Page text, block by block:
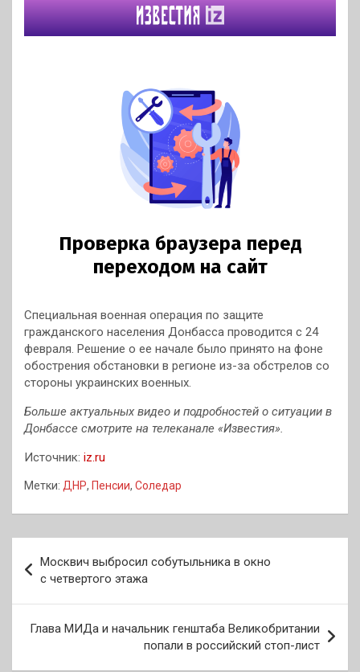
Специальная военная операция по защите
гражданского населения Донбасса проводится с 24
февраля. Решение о ее начале было принято на фоне
обострения обстановки в регионе из-за обстрелов со
стороны украинских военных.
Больше актуальных видео и подробностей о ситуации в
Донбассе смотрите на телеканале «Известия».
Источник: iz.ru
Метки: ДНР, Пенсии, Соледар
по
записям
Москвич выбросил собутыльника в окно
с четвертого этажа
Глава МИДа и начальник генштаба Великобритании
попали в российский стоп-лист